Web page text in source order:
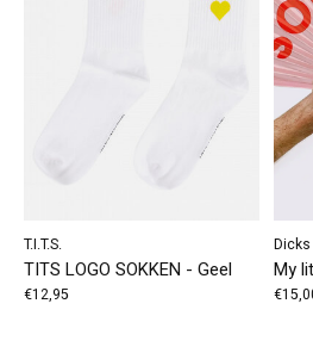
T.I.T.S.
TITS LOGO SOKKEN - Geel
€12,95
My